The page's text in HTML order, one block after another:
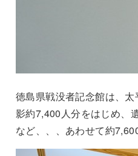
徳島県戦没者記念館は、
影約7,400人分をはじめ、
など、、、あわせて約